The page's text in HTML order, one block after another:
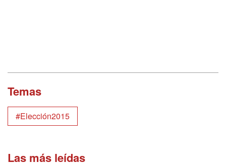
Temas
#Elección2015
Las más leídas